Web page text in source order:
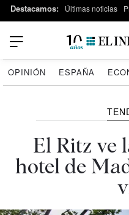
Destacamos: Últimas noticias
OPINIÓN ESPAÑA
El Ritz ve
hotel de